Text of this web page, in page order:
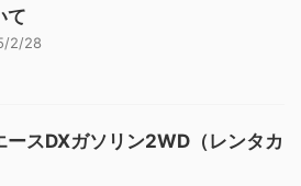
て
2/28
ースDXガソリン2WD（レンタカ